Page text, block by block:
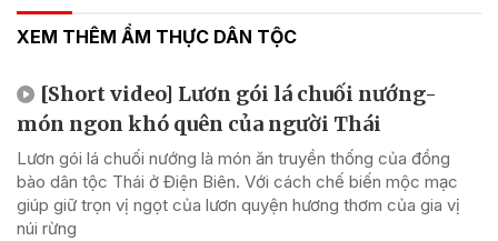
XEM THÊM ẨM THỰC DÂN TỘC
[Short video] Lươn gói lá chuối nướng-
món ngon khó quên của người Thái
Lươn gói lá chuối nướng là món ăn truyền thống của đồng
bào dân tộc Thái ở Điện Biên. Với cách chế biến mộc mạc
giúp giữ trọn vị ngọt của lươn quyện hương thơm của gia vị
núi rừng